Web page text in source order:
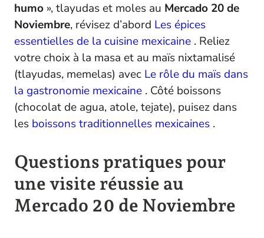
humo », tlayudas et moles au Mercado 20 de
Noviembre, révisez d’abord Les épices
essentielles de la cuisine mexicaine . Reliez
votre choix à la masa et au maïs nixtamalisé
(tlayudas, memelas) avec Le rôle du maïs dans
la gastronomie mexicaine . Côté boissons
(chocolat de agua, atole, tejate), puisez dans
les boissons traditionnelles mexicaines .
Questions pratiques pour
une visite réussie au
Mercado 20 de Noviembre